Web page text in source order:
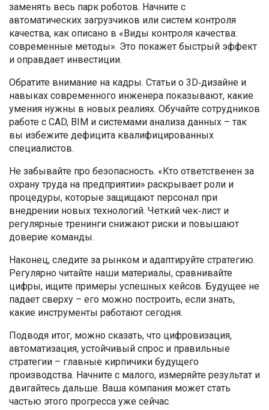
заменять весь парк роботов. Начните с
автоматических загрузчиков или систем контроля
качества, как описано в «Виды контроля качества:
современные методы». Это покажет быстрый эффект
и оправдает инвестиции.
Обратите внимание на кадры. Статьи о 3D‑дизайне и
навыках современного инженера показывают, какие
умения нужны в новых реалиях. Обучайте сотрудников
работе с CAD, BIM и системами анализа данных – так
вы избежите дефицита квалифицированных
специалистов.
Не забывайте про безопасность. «Кто ответственен за
охрану труда на предприятии» раскрывает роли и
процедуры, которые защищают персонал при
внедрении новых технологий. Четкий чек‑лист и
регулярные тренинги снижают риски и повышают
доверие команды.
Наконец, следите за рынком и адаптируйте стратегию.
Регулярно читайте наши материалы, сравнивайте
цифры, ищите примеры успешных кейсов. Будущее не
падает сверху – его можно построить, если знать,
какие инструменты работают сегодня.
Подводя итог, можно сказать, что цифровизация,
автоматизация, устойчивый спрос и правильные
стратегии – главные кирпичики будущего
производства. Начните с малого, измеряйте результат и
двигайтесь дальше. Ваша компания может стать
частью этого прогресса уже сейчас.